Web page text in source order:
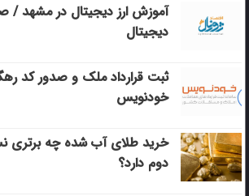
آموزش ارز دیجیتال در مشهد /
دیجیتال
ثبت قرارداد ملک و صدور کد
خودنویس
خرید طلای آب شده چه برتری
دوم دارد؟